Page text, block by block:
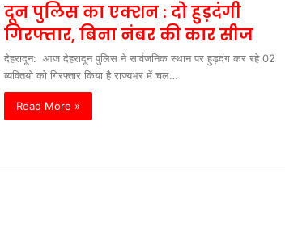
दून पुलिस का एक्शन : दो हुड़दंगी
गिरफ्तार, बिना नंबर की कार सीज
देहरादून: आज देहरादून पुलिस ने सार्वजनिक स्थान पर हुड़दंग कर रहे 02
व्यक्तियो को गिरफ्तार किया है राज्यभर में चल…
Read More »